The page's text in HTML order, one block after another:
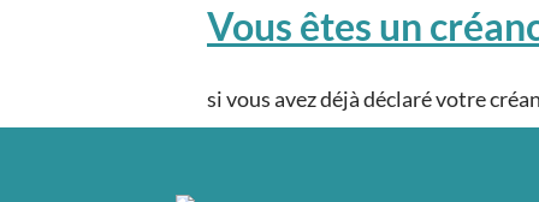
Vous êtes un
si vous avez déjà déclaré votre